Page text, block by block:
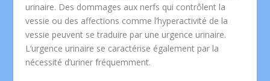
urinaire. Des dommages aux nerfs qui contrôlent la
vessie ou des affections comme l’hyperactivité de la
vessie peuvent se traduire par une urgence urinaire.
L’urgence urinaire se caractérise également par la
nécessité d’uriner fréquemment.